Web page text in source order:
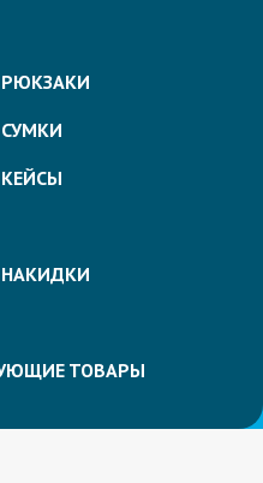
РЮКЗАКИ
СУМКИ
КЕЙСЫ
НАКИДКИ
ТОВАРЫ